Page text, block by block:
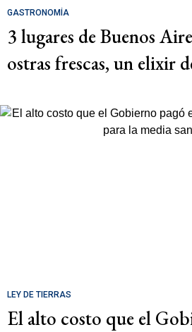
GASTRONOMÍA
3 lugares de Buenos
ostras frescas, un elixir
LEY DE TIERRAS
El alto costo que el